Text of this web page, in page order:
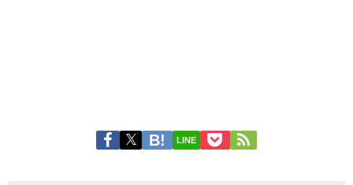
LINE